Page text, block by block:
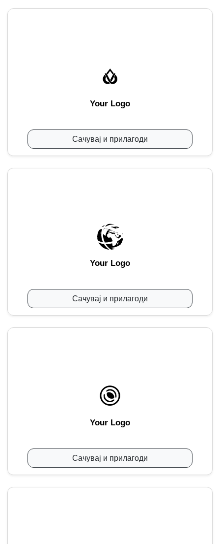
Your Logo
Сачувај и прилагоди
Your Logo
Сачувај и прилагоди
Your Logo
Сачувај и прилагоди